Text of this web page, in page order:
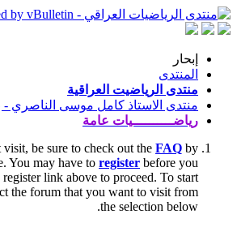
إبحار
المنتدى
منتدى الرياضيت العراقية
منتدى الاستاذ كامل موسى الناصري -
رياضــــــــــيات عامة
be sure to check out the FAQ by
You may have to register before you
link above to proceed. To start
the forum that you want to visit from
the selection below.